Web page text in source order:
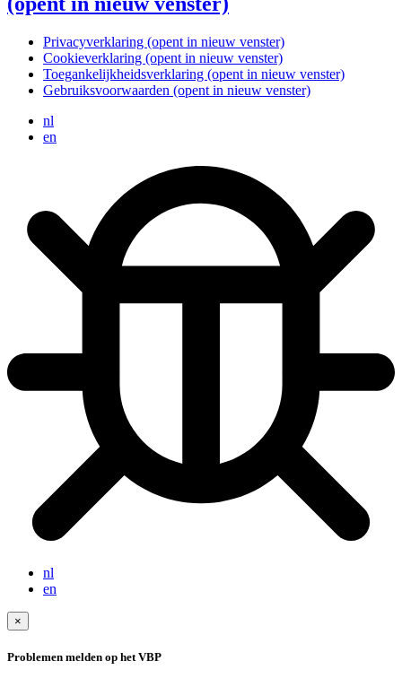
Privacyverklaring (opent in nieuw venster)
Cookieverklaring (opent in nieuw venster)
Toegankelijkheidsverklaring (opent in nieuw venster)
Gebruiksvoorwaarden (opent in nieuw venster)
nl
en
nl
en
×
Problemen melden op het VBP